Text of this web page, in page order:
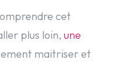
cet
plus loin, une
maitriser et